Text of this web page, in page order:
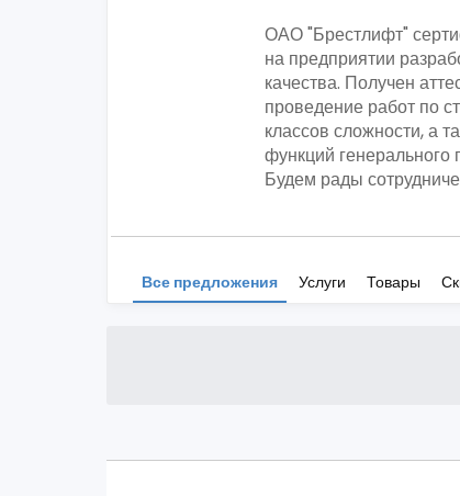
ОАО "Брестлифт"
на предприятии
качества. Получен
проведение работ по
классов сложности, а
функций генерального
Будем рады
Все предложения Услуги Товары